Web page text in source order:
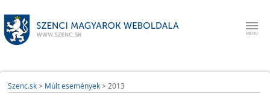
Szenc.sk> Múlt események> 2013